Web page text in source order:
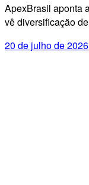
ApexBrasil aponta
vê diversificação
20 de julho de 2026